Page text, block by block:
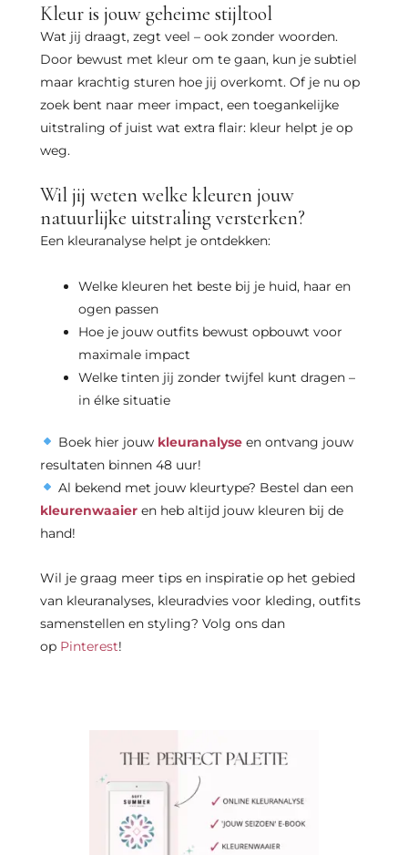
Kleur is jouw geheime stijltool
Wat jij draagt, zegt veel – ook zonder woorden.
Door bewust met kleur om te gaan, kun je subtiel
maar krachtig sturen hoe jij overkomt. Of je nu op
zoek bent naar meer impact, een toegankelijke
uitstraling of juist wat extra flair: kleur helpt je op
weg.
Wil jij weten welke kleuren jouw
natuurlijke uitstraling versterken?
Een kleuranalyse helpt je ontdekken:
Welke kleuren het beste bij je huid, haar en
ogen passen
Hoe je jouw outfits bewust opbouwt voor
maximale impact
Welke tinten jij zonder twijfel kunt dragen –
in élke situatie
Boek hier jouw kleuranalyse en ontvang jouw
resultaten binnen 48 uur!
Al bekend met jouw kleurtype? Bestel dan een
kleurenwaaier en heb altijd jouw kleuren bij de
hand!
Wil je graag meer tips en inspiratie op het gebied
van kleuranalyses, kleuradvies voor kleding, outfits
samenstellen en styling? Volg ons dan
op Pinterest!